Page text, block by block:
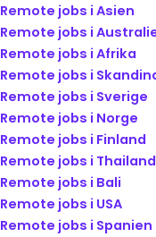
Remote jobs i Asien
Remote jobs i
Remote jobs i Afrika
Remote jobs i
Remote jobs i Sverige
Remote jobs i Norge
Remote jobs i Finland
Remote jobs i Thailand
Remote jobs i Bali
Remote jobs i USA
Remote jobs i Spanien